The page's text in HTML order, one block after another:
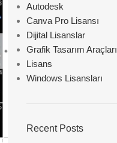
Autodesk
Canva Pro Lisansı
Dijital Lisanslar
Grafik Tasarım Araçları
Lisans
Windows Lisansları
Recent Posts